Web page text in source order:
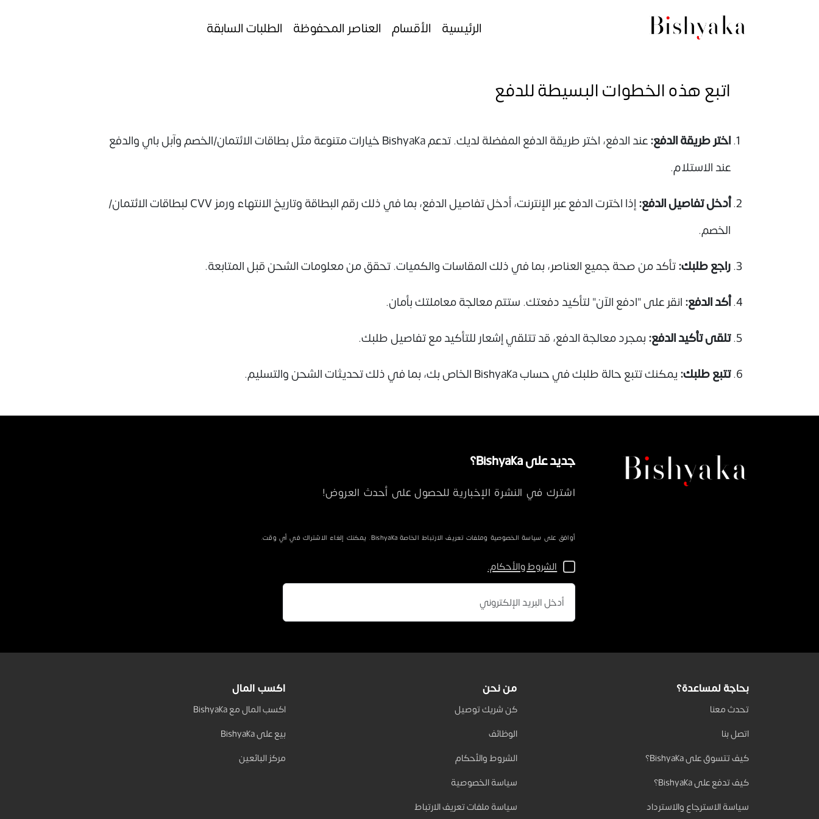
الرئيسية الأقسام العناصر المحفوظة الطلبات السابقة
اتبع هذه الخطوات البسيطة للدفع
اختر طريقة الدفع:
عند الدفع، اختر طريقة الدفع المفضلة لديك. تدعم Bishyaka خيارات متنوعة مثل بطاقات الائتمان/الخصم وآبل باي والدفع
عند الاستلام.
أدخل تفاصيل الدفع:
إذا اخترت الدفع عبر الإنترنت، أدخل تفاصيل الدفع، بما في ذلك رقم البطاقة وتاريخ الانتهاء ورمز CVV لبطاقات الائتمان/
الخصم.
راجع طلبك:تأكد من صحة جميع العناصر، بما في ذلك المقاسات والكميات. تحقق من معلومات الشحن قبل المتابعة.
أكد الدفع:انقر على "ادفع الآن" لتأكيد دفعتك. ستتم معالجة معاملتك بأمان.
تلقى تأكيد الدفع:بمجرد معالجة الدفع، قد تتلقي إشعار للتأكيد مع تفاصيل طلبك.
تتبع طلبك:يمكنك تتبع حالة طلبك في حساب Bishyaka الخاص بك، بما في ذلك تحديثات الشحن والتسليم.
جديد على Bishyaka؟
اشترك في النشرة الإخبارية للحصول على أحدث العروض!
أوافق على سياسة الخصوصية وملفات تعريف الارتباط الخاصة Bishyaka. يمكنك إلغاء الاشتراك في أي وقت.
الشروط والأحكام.
بحاجة لمساعدة؟
تحدث معنا
اتصل بنا
كيف تتسوق على Bishyaka؟
كيف تدفع على Bishyaka؟
سياسة الاسترجاع والاسترداد
من نحن
كن شريك توصيل
الوظائف
الشروط والأحكام
سياسة الخصوصية
سياسة ملفات تعريف الارتباط
اكسب المال
اكسب المال مع Bishyaka
بيع على Bishyaka
مركز البائعين